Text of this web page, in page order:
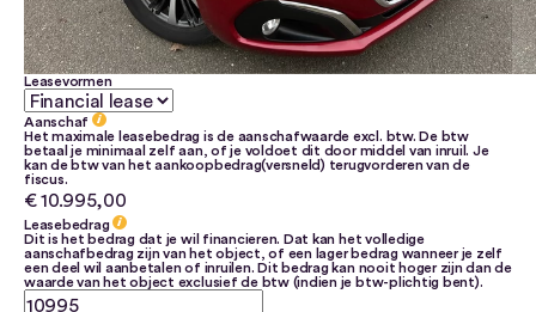
Leasevormen
Aanschaf
Het maximale leasebedrag is de aanschafwaarde excl. btw. De btw
betaal je minimaal zelf aan, of je voldoet dit door middel van inruil. Je
kan de btw van het aankoopbedrag(versneld) terugvorderen van de
fiscus.
€ 10.995,00
Leasebedrag
Dit is het bedrag dat je wil financieren. Dat kan het volledige
aanschafbedrag zijn van het object, of een lager bedrag wanneer je zelf
een deel wil aanbetalen of inruilen. Dit bedrag kan nooit hoger zijn dan de
waarde van het object exclusief de btw (indien je btw-plichtig bent).